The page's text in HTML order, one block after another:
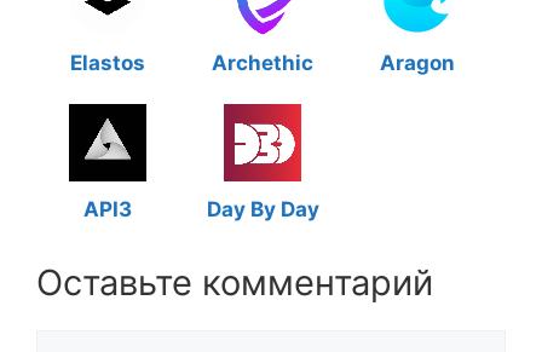
Elastos Archethic Aragon
API3 Day By Day
Оставьте комментарий